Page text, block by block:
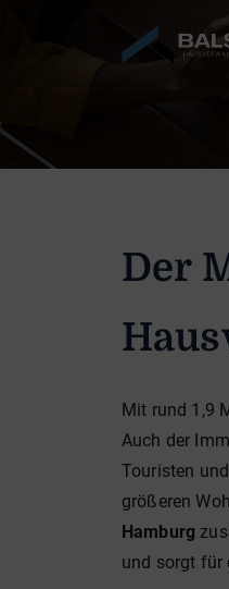
Der
Mit rund 1,9
Auch der
Touristen
größeren
Hamburg
und sorgt für